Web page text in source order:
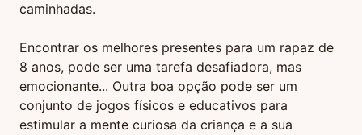
caminhadas.
Encontrar os melhores presentes para um rapaz de
8 anos, pode ser uma tarefa desafiadora, mas
emocionante... Outra boa opção pode ser um
conjunto de jogos físicos e educativos para
estimular a mente curiosa da criança e a sua